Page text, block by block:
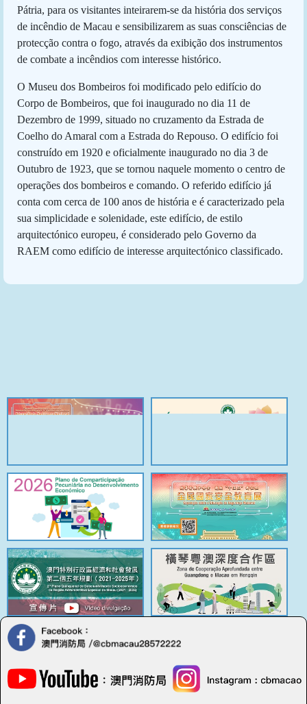
Pátria, para os visitantes inteirarem-se da história dos serviços
de incêndio de Macau e sensibilizarem as suas consciências de
protecção contra o fogo, através da exibição dos instrumentos
de combate a incêndios com interesse histórico.
O Museu dos Bombeiros foi modificado pelo edifício do
Corpo de Bombeiros, que foi inaugurado no dia 11 de
Dezembro de 1999, situado no cruzamento da Estrada de
Coelho do Amaral com a Estrada do Repouso. O edifício foi
construído em 1920 e oficialmente inaugurado no dia 3 de
Outubro de 1923, que se tornou naquele momento o centro de
operações dos bombeiros e comando. O referido edifício já
conta com cerca de 100 anos de história e é caracterizado pela
sua simplicidade e solenidade, este edifício, de estilo
arquitectónico europeu, é considerado pelo Governo da
RAEM como edifício de interesse arquitectónico classificado.